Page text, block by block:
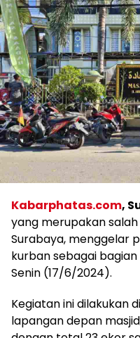
Kabarphatas.com,
yang merupakan
Surabaya, menggelar
kurban sebagai
Senin (17/6/2024).
Kegiatan ini dilakukan
lapangan depan